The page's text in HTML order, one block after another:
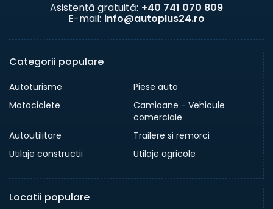
Asistență gratuită: +40 741 070 809
E-mail: info@autoplus24.ro
Categorii populare
Autoturisme
Piese auto
Motociclete
Camioane - Vehicule
comerciale
Autoutilitare
Trailere si remorci
Utilaje constructii
Utilaje agricole
Locatii populare